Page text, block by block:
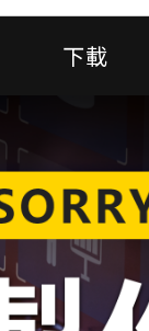
下載